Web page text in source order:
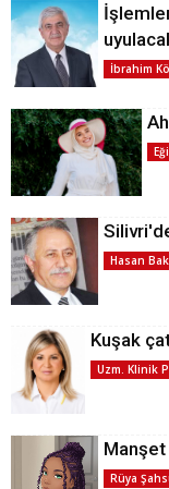
İbrahim
Hasan
Kuşak
Uzm. Klinik
Rüya